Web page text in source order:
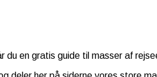
du en gratis guide til masser af